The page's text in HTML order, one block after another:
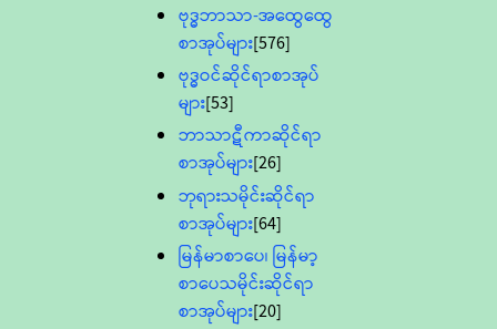
ဗုဒ္ဓဘာသာ-အထွေထွေ
စာအုပ်များ[576]
ဗုဒ္ဓဝင်ဆိုင်ရာစာအုပ်
များ[53]
ဘာသာဋီကာဆိုင်ရာ
စာအုပ်များ[26]
ဘုရားသမိုင်းဆိုင်ရာ
စာအုပ်များ[64]
မြန်မာစာပေ၊ မြန်မာ့
စာပေသမိုင်းဆိုင်ရာ
စာအုပ်များ[20]